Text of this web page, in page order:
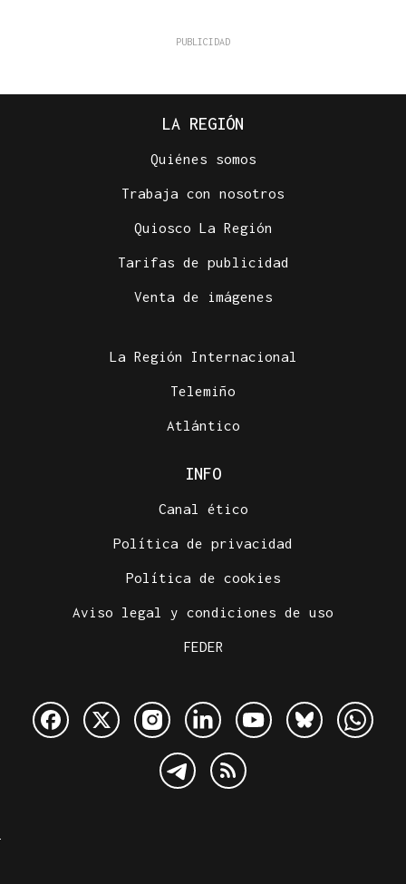
LA REGIÓN
Quiénes somos
Trabaja con nosotros
Quiosco La Región
Tarifas de publicidad
Venta de imágenes
La Región Internacional
Telemiño
Atlántico
INFO
Canal ético
Política de privacidad
Política de cookies
Aviso legal y condiciones de uso
FEDER